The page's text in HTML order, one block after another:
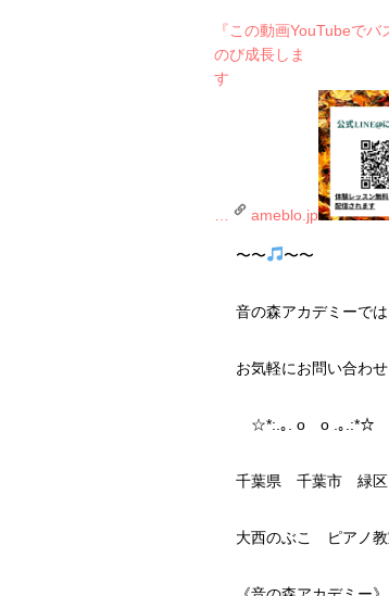
『この動画YouTubeでバ
のび成長しま
ameblo.jp
〜〜 〜〜
音の森アカデミーで
お気軽にお問い合わ
☆*:.｡. o o .｡
千葉県 千葉市 緑区
大西のぶこ ピアノ教